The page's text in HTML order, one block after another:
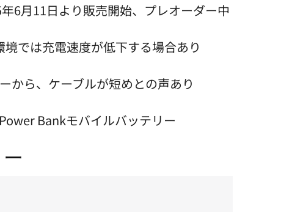
6月11日より販売開始、プレオーダー中
境では充電速度が低下する場合あり
から、ケーブルが短めとの声あり
Bankモバイルバッテリー